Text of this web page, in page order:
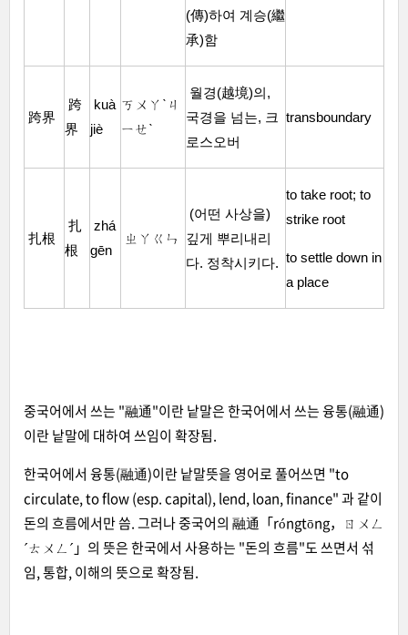
(傳)하여 계승(繼
承)함
跨界
跨
界
kuà
jiè
ㄎㄨㄚˋㄐ
ㄧㄝˋ
월경(越境)의,
국경을 넘는, 크
로스오버
transboundary
扎根
扎
根
zhá
gēn
ㄓㄚㄍㄣ
(어떤 사상을)
깊게 뿌리내리
다. 정착시키다.
to take root; to
strike root
to settle down in
a place
중국어에서 쓰는 "融通"이란 낱말은 한국어에서 쓰는 융통(融通)
이란 낱말에 대하여 쓰임이 확장됨.
한국어에서 융통(融通)이란 낱말뜻을 영어로 풀어쓰면 "to
circulate, to flow (esp. capital)​, lend, loan, finance" 과 같이
돈의 흐름에서만 씀. 그러나 중국어의 融通「róngtōng，ㄖㄨㄥ
ˊㄊㄨㄥˊ」의 뜻은 한국에서 사용하는 "돈의 흐름"도 쓰면서 섞
임, 통합, 이해의 뜻으로 확장됨.